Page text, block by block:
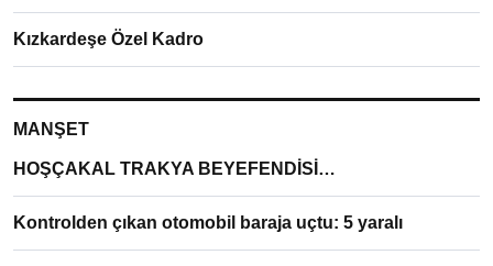
Kızkardeşe Özel Kadro
MANŞET
HOŞÇAKAL TRAKYA BEYEFENDİSİ…
Kontrolden çıkan otomobil baraja uçtu: 5 yaralı